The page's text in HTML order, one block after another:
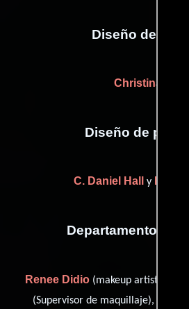
Diseño de
Christina
Diseño de
C. Daniel Hall y
Departamento de
Renee Didio(makeup artist: Ms.
(Supervisor de maquillaje),